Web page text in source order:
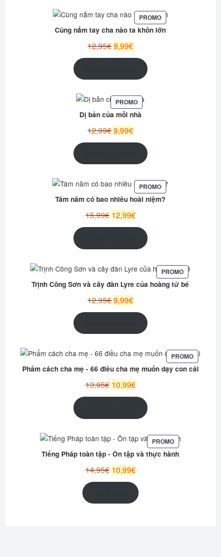
PROMOPRODUIT
EN
PROMOTION
Cùng nắm tay cha nào ta khôn lớn
12,95€Le
9,99€Le
actuel
est :
PROMOPRODUIT
EN
PROMOTION
Dị bản của mỗi nhà
12,99€Le
9,99€Le
actuel
est :
PROMOPRODUIT
EN
PROMOTION
Tám năm có bao nhiêu hoài niệm?
15,99€ Le
prix
12,99€Le
prix
actuel
est :
PROMOPRODUIT
EN
PROMOTION
Trịnh Công Sơn và cây đàn Lyre của hoàng tử bé
12,95€Le
9,99€Le
actuel
est :
PROMOPRODUIT
EN
Phẩm cách cha mẹ - 66 điều cha mẹ muốn dạy con cái
13,95€ Le
prix
10,99€Le
prix
actuel
est :
PROMOPRODUIT
EN
PROMOTION
Tiếng Pháp toàn tập - Ôn tập và thực hành
14,95€ Le
10,99€Le
actuel
est :